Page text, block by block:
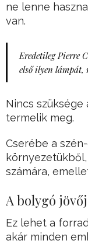
ne lenne
van.
Eredetileg Pierre
első ilyen
Nincs szüksége
termelik meg.
Cserébe a
számára,
A bolygó
Ez lehet a
akár minden